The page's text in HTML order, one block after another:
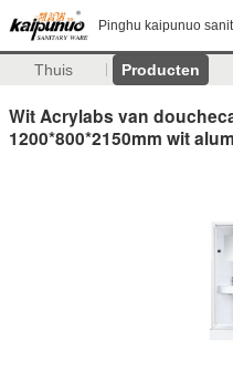
Pinghu kaipunuo
Thuis Producten
Wit Acrylabs van
1200*800*2150mm wit